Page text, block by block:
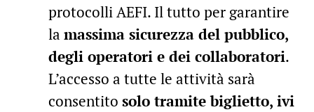
protocolli AEFI. Il tutto per garantire
la massima sicurezza del pubblico,
degli operatori e dei collaboratori.
L’accesso a tutte le attività sarà
consentito solo tramite biglietto, ivi